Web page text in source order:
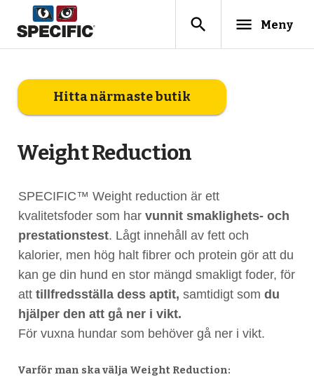
search menu Meny
Hitta närmaste butik
Weight Reduction
SPECIFIC™ Weight reduction är ett
kvalitetsfoder som har vunnit smaklighets- och
prestationstest. Lågt innehåll av fett och
kalorier, men hög halt fibrer och protein gör att du
kan ge din hund en stor mängd smakligt foder, för
att tillfredsställa dess aptit, samtidigt som du
hjälper den att gå ner i vikt.
För vuxna hundar som behöver gå ner i vikt.
Varför man ska välja Weight Reduction: